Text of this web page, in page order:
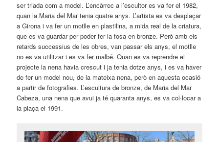
ser triada com a model. L’encàrrec a l’escultor es va fer el 1982,
quan la Maria del Mar tenia quatre anys. L’artista es va desplaçar
a Girona i va fer un motlle en plastilina, a mida real de la criatura,
que es va guardar per poder fer la fosa en bronze. Però amb els
retards successius de les obres, van passar els anys, el motlle
no es va utilitzar i es va fer malbé. Quan es va reprendre el
projecte la nena havia crescut i ja tenia dotze anys, i es va haver
de fer un model nou, de la mateixa nena, però en aquesta ocasió
a partir de fotografies. L’escultura de bronze, de Maria del Mar
Cabeza, una nena que avui ja té quaranta anys, es va col·locar a
la plaça el 1991.